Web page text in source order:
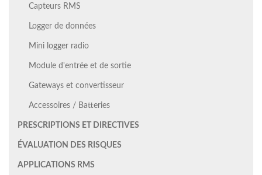
Capteurs RMS
Logger de données
Mini logger radio
Module d'entrée et de sortie
Gateways et convertisseur
Accessoires / Batteries
PRESCRIPTIONS ET DIRECTIVES
ÉVALUATION DES RISQUES
APPLICATIONS RMS